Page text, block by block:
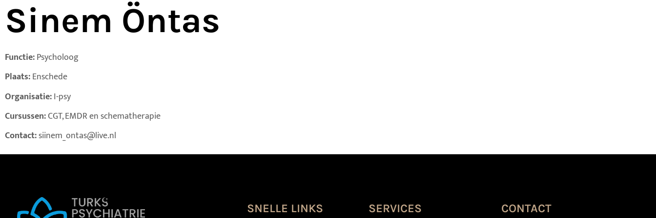
Sinem Öntas
Functie:Psycholoog
Plaats:Enschede
Organisatie:I-psy
Cursussen:CGT, EMDR en schematherapie
Contact:siinem_ontas@live.nl
SNELLE LINKS SERVICES CONTACT